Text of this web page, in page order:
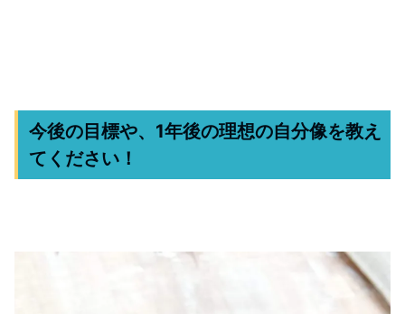
今後の目標や、1年後の理想の自分像を教え
てください！